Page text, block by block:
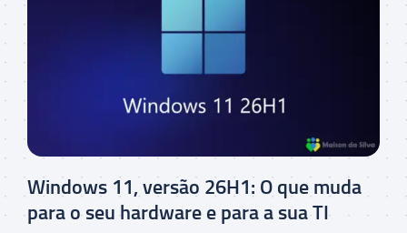
Windows 11, versão 26H1: O que muda
para o seu hardware e para a sua TI